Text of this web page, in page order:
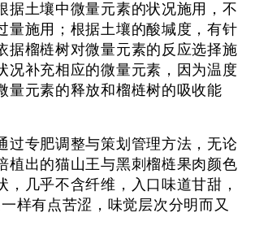
据土壤中微量元素的状况施用，不
量施用；根据土壤的酸堿度，有针
据榴梿树对微量元素的反应选择施
况补充相应的微量元素，因为温度
量元素的释放和榴梿树的吸收能
过专肥调整与策划管理方法，无论
植出的猫山王与黑刺榴梿果肉颜色
，几乎不含纤维，入口味道甘甜，
样有点苦涩，味觉层次分明而又